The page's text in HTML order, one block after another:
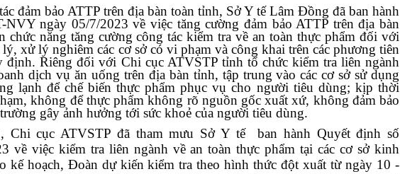
đảm bảo ATTP trên địa bàn toàn tỉnh, Sở Y tế Lâm Đồng đã ban hành
NVY ngày 05/7/2023 về việc tăng cường đảm bảo ATTP trên địa bàn
chức năng tăng cường công tác kiểm tra về an toàn thực phẩm đối với
lý, xử lý nghiêm các cơ sở có vi phạm và công khai trên các phương tiên
định. Riêng đối với Chi cục ATVSTP tỉnh tổ chức kiểm tra liên ngành
dịch vụ ăn uống trên địa bàn tỉnh, tập trung vào các cơ sở sử dụng
lạnh để chế biến thực phẩm phục vụ cho người tiêu dùng; kịp thời
không để thực phẩm không rõ nguồn gốc xuất xứ, không đảm bảo
gây ảnh hưởng tới sức khoẻ của người tiêu dùng.
Chi cục ATVSTP đã tham mưu Sở Y tế ban hành Quyết định số
về việc kiểm tra liên ngành về an toàn thực phẩm tại các cơ sở kinh
kế hoạch, Đoàn dự kiến kiểm tra theo hình thức đột xuất từ ngày 10 -